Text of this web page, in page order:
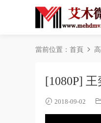
當前位置： 首頁
[1080P]
2018-09-02